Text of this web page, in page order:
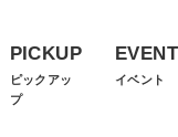
PICKUP
ピックアッ
プ
EVENT
イベント